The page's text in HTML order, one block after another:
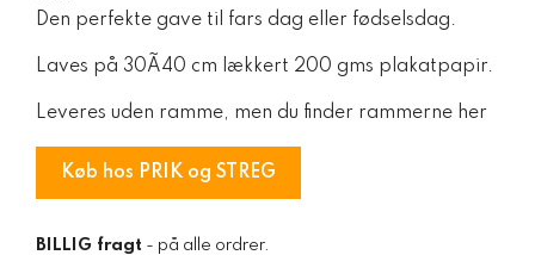
Den perfekte gave til fars dag eller fødselsdag.
Laves på 30Ã40 cm lækkert 200 gms plakatpapir.
Leveres uden ramme, men du finder rammerne her
Køb hos PRIK og STREG
BILLIG fragt - på alle ordrer.